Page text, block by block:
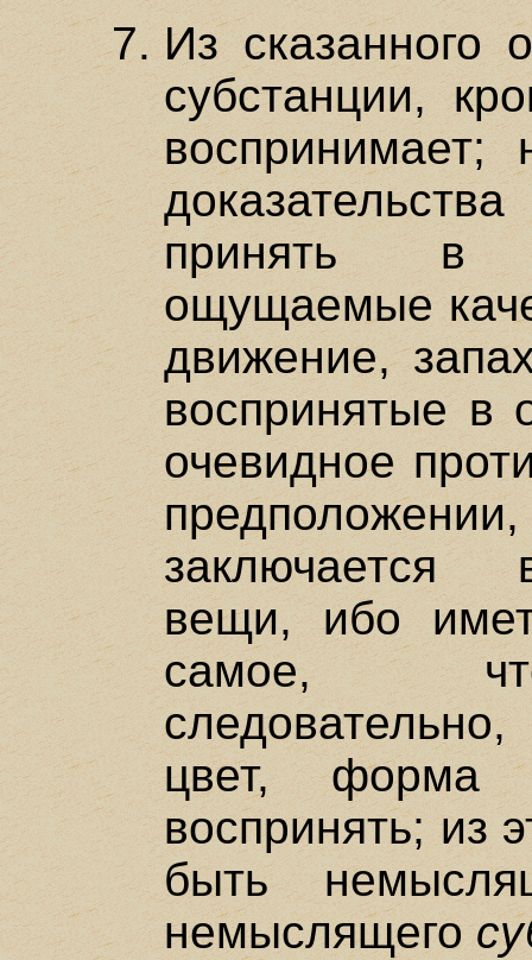
Из сказанного
субстанции,
принять в
ощущаемые
движение,
воспринятые
очевидное
заключается
вещи, ибо
самое,
цвет,
воспринять; из
быть
немыслящего